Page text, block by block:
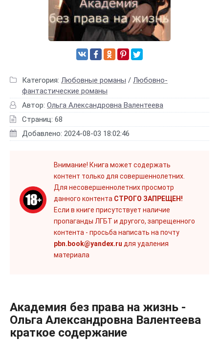
Категория: Любовные романы / Любовно-
фантастические романы
Автор: Ольга Александровна Валентеева
Страниц: 68
Добавлено: 2024-08-03 18:02:46
Внимание! Книга может содержать
контент только для совершеннолетних.
Для несовершеннолетних просмотр
данного контента СТРОГО ЗАПРЕЩЕН!
Если в книге присутствует наличие
пропаганды ЛГБТ и другого, запрещенного
контента - просьба написать на почту
pbn.book@yandex.ru для удаления
материала
Академия без права на жизнь -
Ольга Александровна Валентеева
краткое содержание